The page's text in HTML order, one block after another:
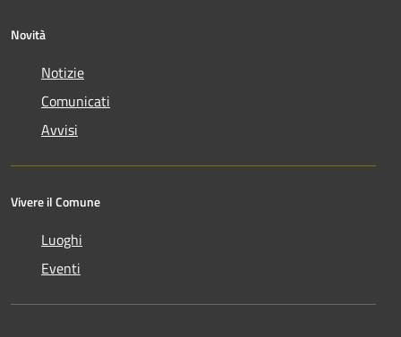
Novità
Notizie
Comunicati
Avvisi
Vivere il Comune
Luoghi
Eventi